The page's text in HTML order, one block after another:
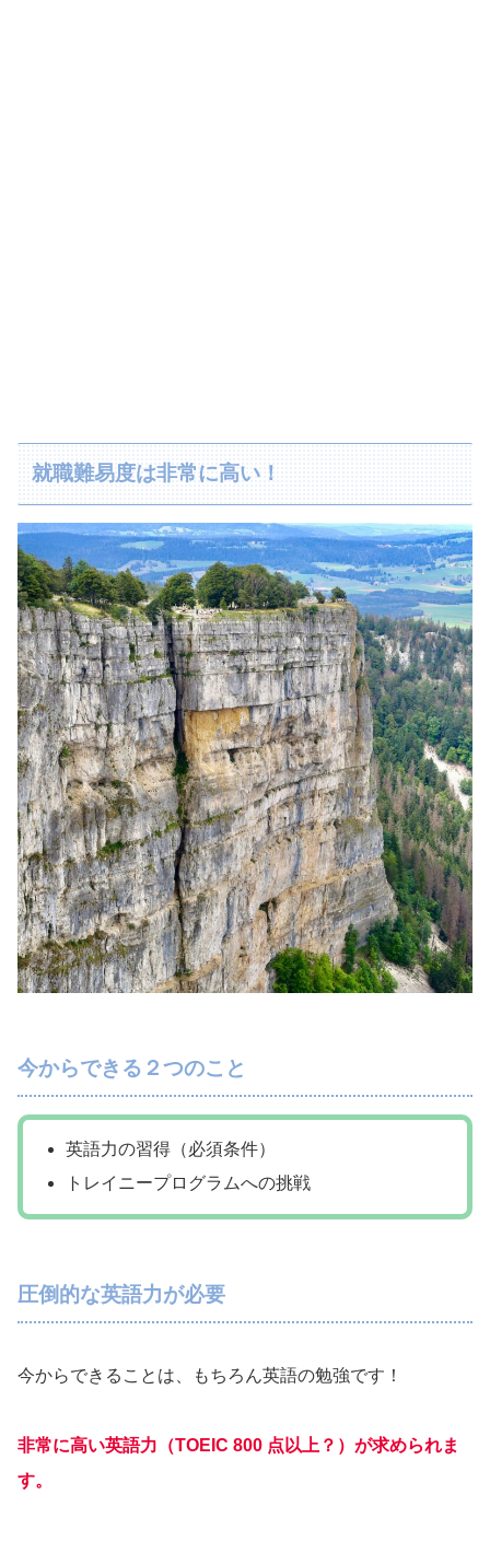
就職難易度は非常に高い！
今からできる２つのこと
英語力の習得（必須条件）
トレイニープログラムへの挑戦
圧倒的な英語力が必要
今からできることは、もちろん英語の勉強です！
非常に高い英語力（TOEIC 800 点以上？）が求められま
す。